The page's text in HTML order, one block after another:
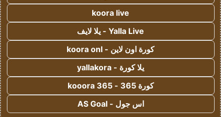
koora live
Yalla Live - يلا لايف
كورة اون لاين - koora onl
يلا كورة - yallakora
كورة 365 - kooora 365
اس جول - AS Goal